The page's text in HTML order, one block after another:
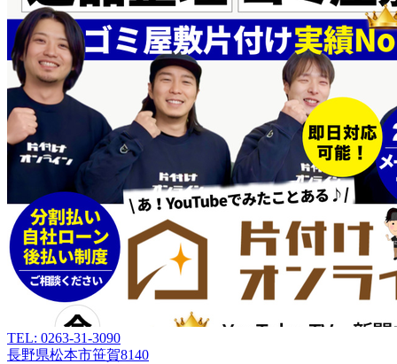
TEL: 0263-31-3090
長野県松本市笹賀8140